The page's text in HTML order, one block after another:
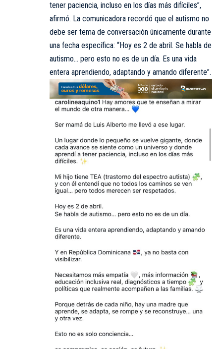
tener paciencia, incluso en los días más difíciles”,
afirmó. La comunicadora recordó que el autismo no
debe ser tema de conversación únicamente durante
una fecha específica: “Hoy es 2 de abril. Se habla de
autismo… pero esto no es de un día. Es una vida
entera aprendiendo, adaptando y amando diferente”.